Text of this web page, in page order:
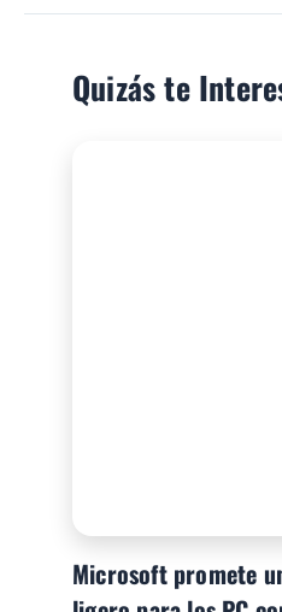
Quizás te
Microsoft promete